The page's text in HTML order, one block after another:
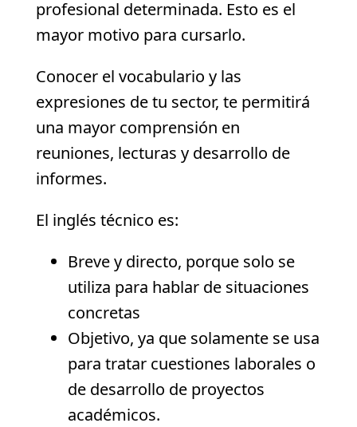
profesional determinada. Esto es el
mayor motivo para cursarlo.
Conocer el vocabulario y las
expresiones de tu sector, te permitirá
una mayor comprensión en
reuniones, lecturas y desarrollo de
informes.
El inglés técnico es:
Breve y directo, porque solo se
utiliza para hablar de situaciones
concretas
Objetivo, ya que solamente se usa
para tratar cuestiones laborales o
de desarrollo de proyectos
académicos.